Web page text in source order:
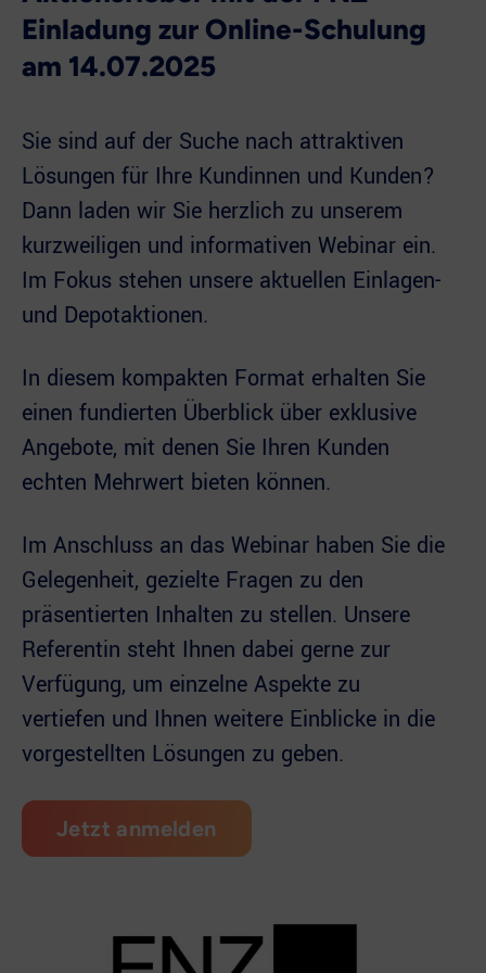
Einladung zur Online-Schulung
am 14.07.2025
Sie sind auf der Suche nach attraktiven
Lösungen für Ihre Kundinnen und Kunden?
Dann laden wir Sie herzlich zu unserem
kurzweiligen und informativen Webinar ein.
Im Fokus stehen unsere aktuellen Einlagen-
und Depotaktionen.
In diesem kompakten Format erhalten Sie
einen fundierten Überblick über exklusive
Angebote, mit denen Sie Ihren Kunden
echten Mehrwert bieten können.
Im Anschluss an das Webinar haben Sie die
Gelegenheit, gezielte Fragen zu den
präsentierten Inhalten zu stellen. Unsere
Referentin steht Ihnen dabei gerne zur
Verfügung, um einzelne Aspekte zu
vertiefen und Ihnen weitere Einblicke in die
vorgestellten Lösungen zu geben.
Jetzt anmelden